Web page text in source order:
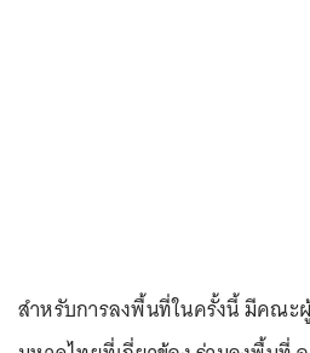
สำหรับการลงพื้นที่ในครั้งนี้ มีคณะ